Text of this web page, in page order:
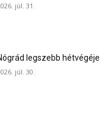
júl. 31.
legszebb hétvégéje
júl. 30.